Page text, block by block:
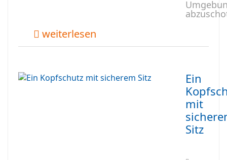
weiterlesen
Ein
mit
Sitz